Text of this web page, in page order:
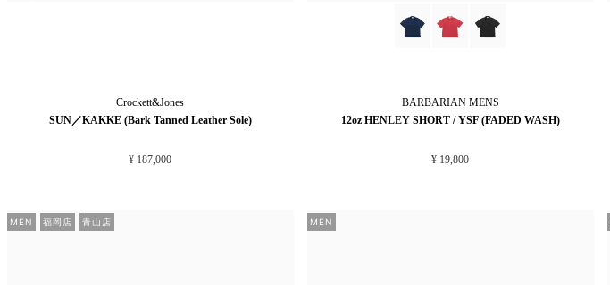
Crockett&Jones
SUN／KAKKE (Bark Tanned Leather Sole)
¥ 187,000
BARBARIANMENS
12oz HENLEY SHORT / YSF (FADED WASH)
¥ 19,800
MEN 福岡店 青山店 MEN